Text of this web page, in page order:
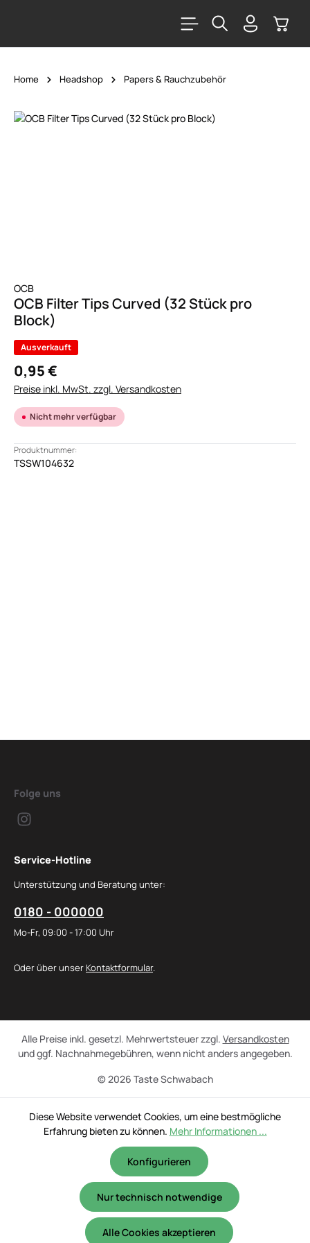
Home Headshop Papers & Rauchzubehör
Bildergalerie überspringen
OCB
OCB Filter Tips Curved (32 Stück pro
Block)
Ausverkauft
0,95 €
Preise inkl. MwSt. zzgl. Versandkosten
Nicht mehr verfügbar
Produktnummer:
TSSW104632
Folge uns
Service-Hotline
Unterstützung und Beratung unter:
0180 - 000000
Mo-Fr, 09:00 - 17:00 Uhr
Oder über unser Kontaktformular.
© 2026 Taste Schwabach
Alle Preise inkl. gesetzl. Mehrwertsteuer zzgl. Versandkosten
und ggf. Nachnahmegebühren, wenn nicht anders angegeben.
Diese Website verwendet Cookies, um eine bestmögliche
Erfahrung bieten zu können. Mehr Informationen ...
Nur technisch notwendige
Konfigurieren
Alle Cookies akzeptieren